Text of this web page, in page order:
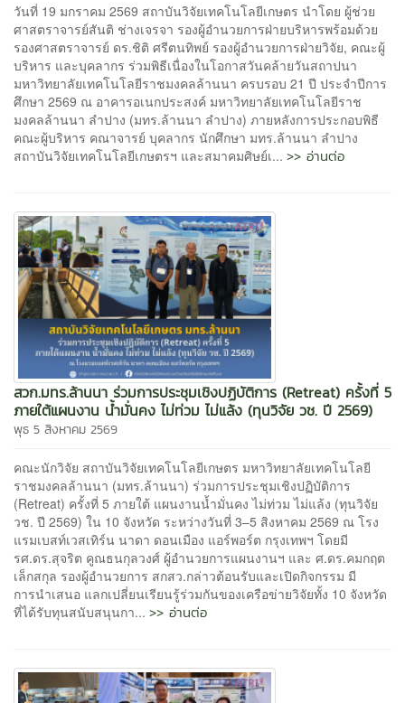
วันที่ 19 มกราคม 2569 สถาบันวิจัยเทคโนโลยีเกษตร นำโดย ผู้ช่วย
ศาสตราจารย์สันติ ช่างเจรจา รองผู้อำนวยการฝ่ายบริหารพร้อมด้วย
รองศาสตราจารย์ ดร.ชิติ ศรีตนทิพย์ รองผู้อำนวยการฝ่ายวิจัย, คณะผู้
บริหาร และบุคลากร ร่วมพิธีเนื่องในโอกาสวันคล้ายวันสถาปนา
มหาวิทยาลัยเทคโนโลยีราชมงคลล้านนา ครบรอบ 21 ปี ประจำปีการ
ศึกษา 2569 ณ อาคารอเนกประสงค์ มหาวิทยาลัยเทคโนโลยีราช
มงคลล้านนา ลำปาง (มทร.ล้านนา ลำปาง) ภายหลังการประกอบพิธี
คณะผู้บริหาร คณาจารย์ บุคลากร นักศึกษา มทร.ล้านนา ลำปาง
สถาบันวิจัยเทคโนโลยีเกษตรฯ และสมาคมศิษย์เ... >> อ่านต่อ
สวก.มทร.ล้านนา ร่วมการประชุมเชิงปฏิบัติการ (Retreat) ครั้งที่ 5
ภายใต้แผนงาน น้ำมั่นคง ไม่ท่วม ไม่แล้ง (ทุนวิจัย วช. ปี 2569)
พุธ 5 สิงหาคม 2569
คณะนักวิจัย สถาบันวิจัยเทคโนโลยีเกษตร มหาวิทยาลัยเทคโนโลยี
ราชมงคลล้านนา (มทร.ล้านนา) ร่วมการประชุมเชิงปฏิบัติการ
(Retreat) ครั้งที่ 5 ภายใต้ แผนงานน้ำมั่นคง ไม่ท่วม ไม่แล้ง (ทุนวิจัย
วช. ปี 2569) ใน 10 จังหวัด ระหว่างวันที่ 3–5 สิงหาคม 2569 ณ โรง
แรมเบสท์เวสเทิร์น นาดา ดอนเมือง แอร์พอร์ต กรุงเทพฯ โดยมี
รศ.ดร.สุจริต คูณธนกุลวงศ์ ผู้อำนวยการแผนงานฯ และ ศ.ดร.คมกฤต
เล็กสกุล รองผู้อำนวยการ สกสว.กล่าวต้อนรับและเปิดกิจกรรม มี
การนำเสนอ แลกเปลี่ยนเรียนรู้ร่วมกันของเครือข่ายวิจัยทั้ง 10 จังหวัด
ที่ได้รับทุนสนับสนุนกา... >> อ่านต่อ